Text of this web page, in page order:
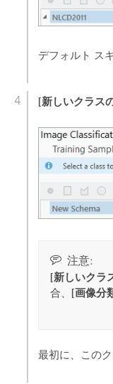
デフォルト ス
[新しいクラス
注意:
[新しいクラ
合、 [画像分
最初に、この